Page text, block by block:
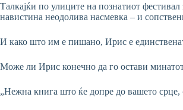
Талкајќи по улиците на познатиот
навистина неодолива насмевка – и
И како што им е пишано, Ирис е
Може ли Ирис конечно да го остави
„Нежна книга што ќе допре до вашето